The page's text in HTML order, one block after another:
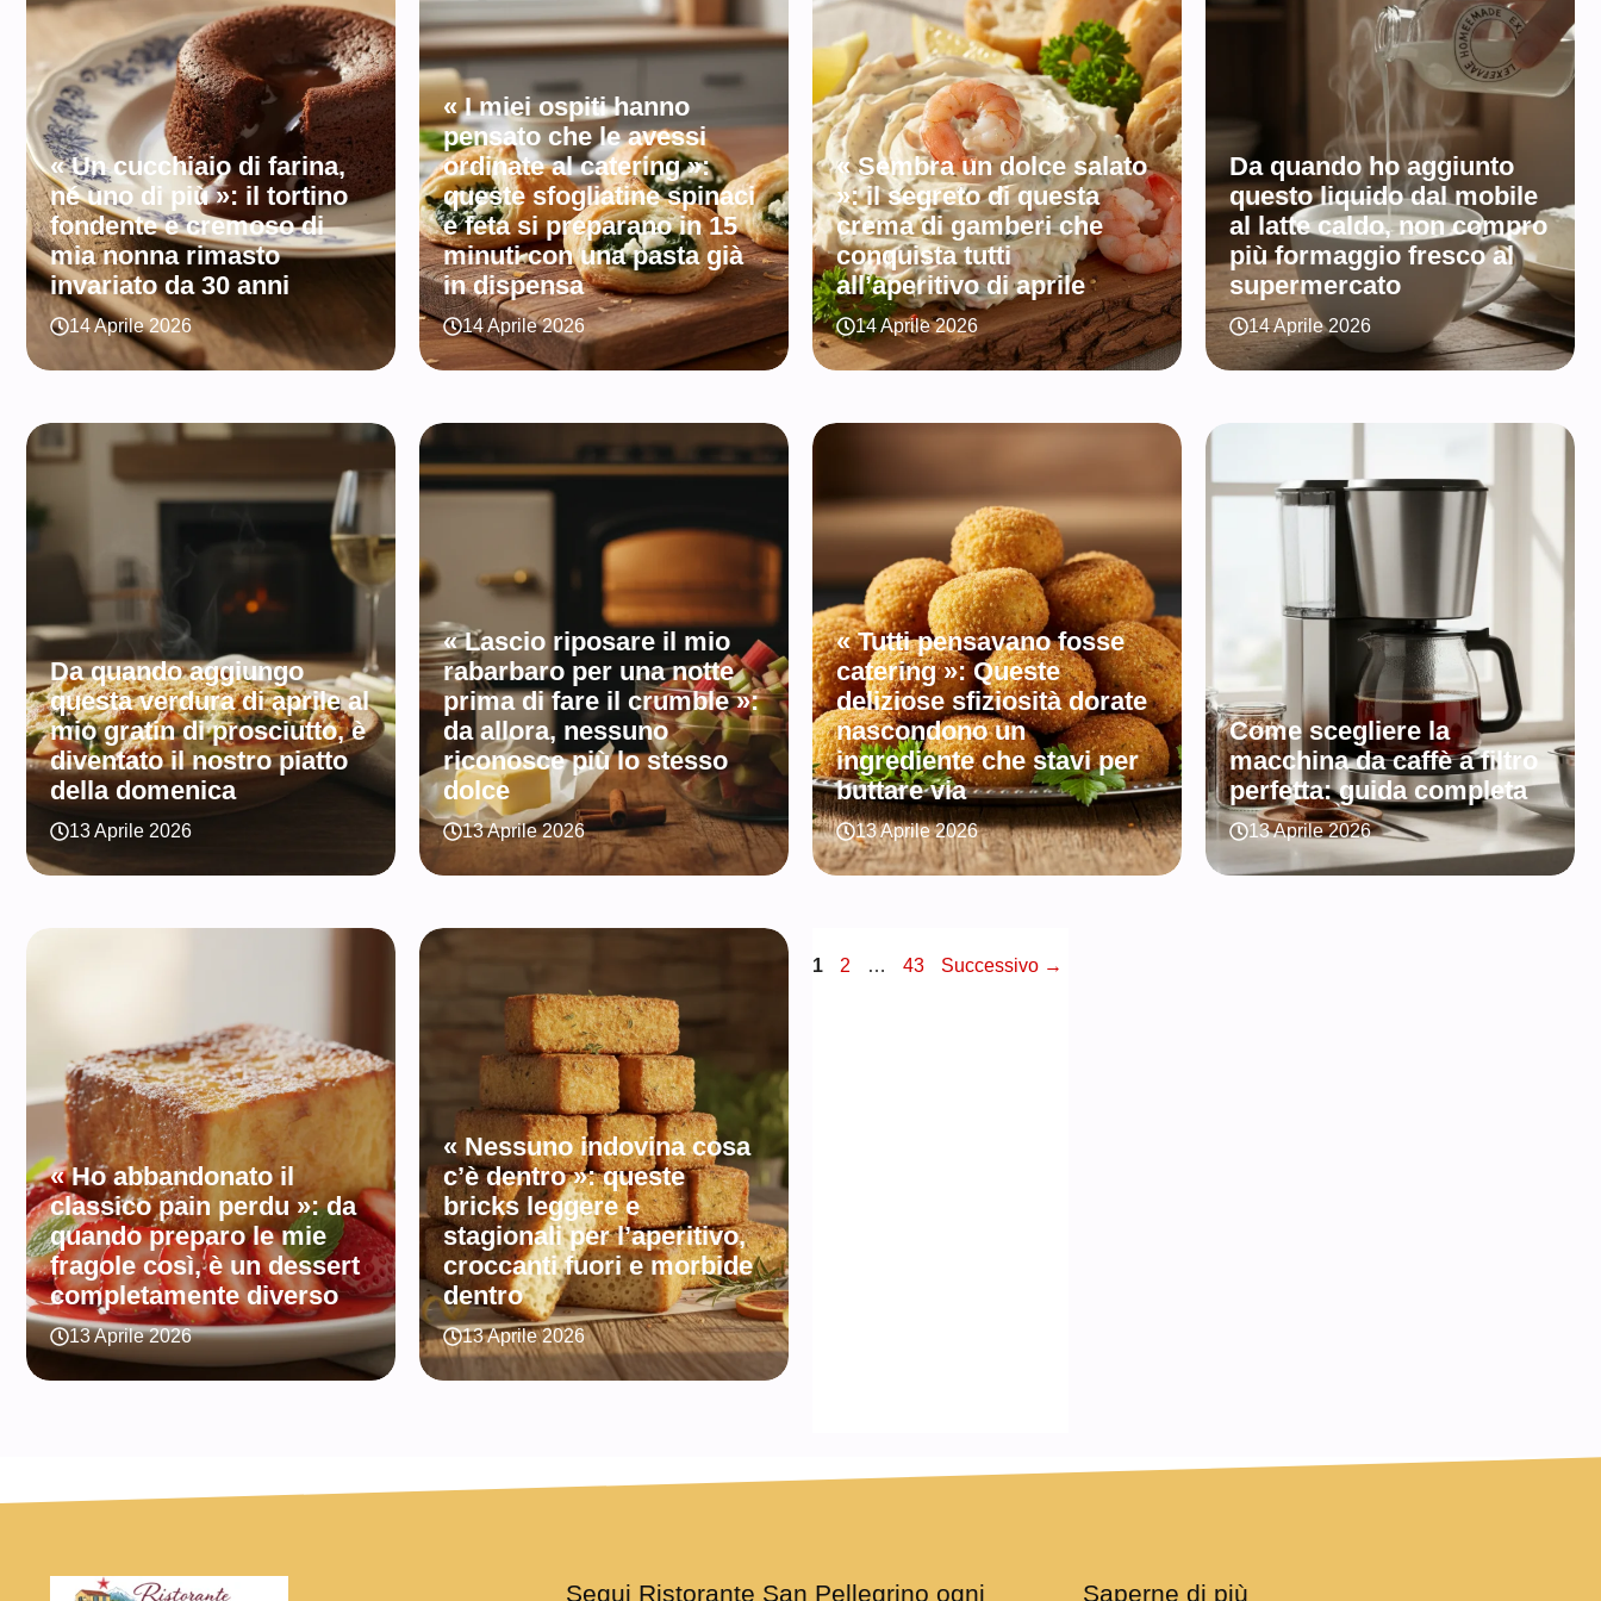
« Un cucchiaio di farina,
né uno di più »: il tortino
fondente e cremoso di
mia nonna rimasto
invariato da 30 anni
14 Aprile 2026
« I miei ospiti hanno
pensato che le avessi
ordinate al catering »:
queste sfogliatine spinaci
e feta si preparano in 15
minuti con una pasta già
in dispensa
14 Aprile 2026
« Sembra un dolce salato
»: il segreto di questa
crema di gamberi che
conquista tutti
all’aperitivo di aprile
14 Aprile 2026
Da quando ho aggiunto
questo liquido dal mobile
al latte caldo, non compro
più formaggio fresco al
supermercato
14 Aprile 2026
Da quando aggiungo
questa verdura di aprile al
mio gratin di prosciutto, è
diventato il nostro piatto
della domenica
13 Aprile 2026
« Lascio riposare il mio
rabarbaro per una notte
prima di fare il crumble »:
da allora, nessuno
riconosce più lo stesso
dolce
13 Aprile 2026
« Tutti pensavano fosse
catering »: Queste
deliziose sfiziosità dorate
nascondono un
ingrediente che stavi per
buttare via
13 Aprile 2026
Come scegliere la
macchina da caffè a filtro
perfetta: guida completa
13 Aprile 2026
« Ho abbandonato il
classico pain perdu »: da
quando preparo le mie
fragole così, è un dessert
completamente diverso
13 Aprile 2026
« Nessuno indovina cosa
c’è dentro »: queste
bricks leggere e
stagionali per l’aperitivo,
croccanti fuori e morbide
dentro
13 Aprile 2026
Pagina
1 Pagina
2 … Pagina
43 Successivo →
Segui Ristorante San Pellegrino ogni Saperne di più